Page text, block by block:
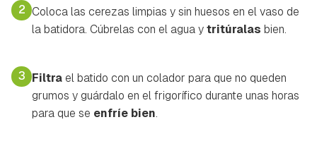
2 Coloca las cerezas limpias y sin huesos en el vaso de
la batidora. Cúbrelas con el agua ytritúralas bien.
3 Filtrael batido con un colador para que no queden
grumos y guárdalo en el frigorífico durante unas horas
para que se enfríe bien.